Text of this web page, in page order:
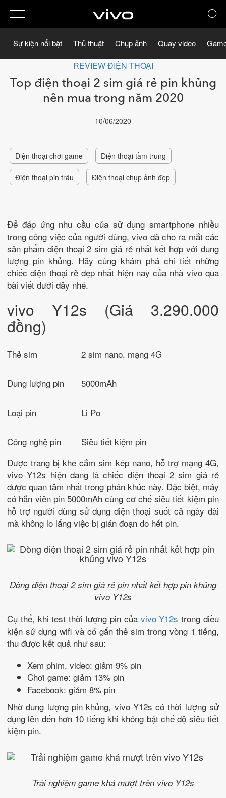
Sự kiện nổi bật Thủ thuật Chụp ảnh Quay video
REVIEW ĐIỆN THOẠI
Top điện thoại 2 sim giá rẻ pin khủng
nên mua trong năm 2020
10/06/2020
Điện thoại chơi game Điện thoại tầm trung
Điện thoại pin trâu Điện thoại chụp ảnh đẹp
Để đáp ứng nhu cầu của sử dụng smartphone nhiều
trong công việc của người dùng, vivo đã cho ra mắt các
sản phẩm điện thoại 2 sim giá rẻ nhất kết hợp với dung
lượng pin khủng. Hãy cùng khám phá chi tiết những
chiếc điện thoại rẻ đẹp nhất hiện nay của nhà vivo qua
bài viết dưới đây nhé.
vivo Y12s (Giá 3.290.000
đồng)
Thẻ sim 2 sim nano, mạng 4G
Dung lượng pin 5000mAh
Loại pin Li Po
Công nghệ pin
Siêu tiết kiệm pin
Được trang bị khe cắm sim kép nano, hỗ trợ mạng 4G,
vivo Y12s hiện đang là chiếc điện thoại 2 sim giá rẻ
được quan tâm nhất trong phân khúc này. Đặc biệt, máy
có hẳn viên pin 5000mAh cùng cơ chế siêu tiết kiệm pin
hỗ trợ người dùng sử dụng điện thoại suốt cả ngày dài
mà không lo lắng việc bị gián đoạn do hết pin.
Dòng điện thoại 2 sim giá rẻ pin nhất kết hợp pin khủng
vivo Y12s
Cụ thể, khi test thời lượng pin của vivo Y12s trong điều
kiện sử dụng wifi và có gắn thẻ sim trong vòng 1 tiếng,
thu được kết quả như sau:
Xem phim, video: giảm 9% pin
Chơi game: giảm 13% pin
Facebook: giảm 8% pin
Nhờ dung lượng pin khủng, vivo Y12s có thời lượng sử
dụng lên đến hơn 10 tiếng khi không bật chế độ siêu tiết
kiệm pin.
Trải nghiệm game khá mượt trên vivo Y12s